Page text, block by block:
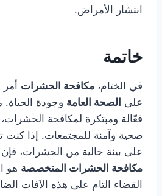
انتشار الأمراض.
خاتمة
في الختام، مكافحة الحشرات أمر
على الصحة العامة وجودة
فعّالة ومبتكرة لمكافحة الحشرات،
صحية وآمنة للمجتمعات. إذا
على بيئة خالية من الحشرات، فإن
مكافحة الحشرات المتخصصة هو
القضاء التام على هذه الآفات